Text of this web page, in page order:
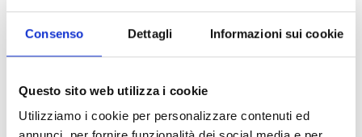
Consenso Dettagli Informazioni sui cookie
Questo sito web utilizza i cookie
Utilizziamo i cookie per personalizzare contenuti ed
Prima edizione de “Il Palco della memoria”, in scena
davanti al Palazzo Mediceo di Seravezza, è una
rassegna improntata al teatro d’impegno civile come
quello narrato di Marco Paolini (il 23 luglio) con lo